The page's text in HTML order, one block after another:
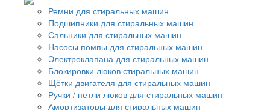
Ремни для стиральных машин
Подшипники для стиральных машин
Сальники для стиральных машин
Насосы помпы для стиральных машин
Электроклапана для стиральных машин
Блокировки люков стиральных машин
Щётки двигателя для стиральных машин
Ручки / петли люков для стиральных машин
Амортизаторы для стиральных машин